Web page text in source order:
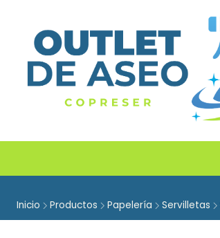
Inicio Productos Papelería Servilletas